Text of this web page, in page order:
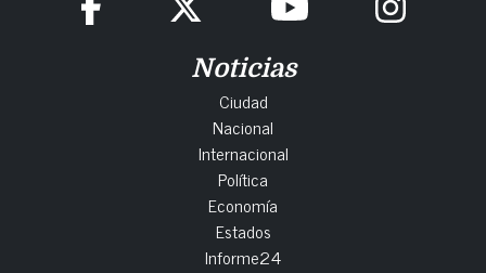
Noticias
Ciudad
Nacional
Internacional
Política
Economía
Estados
Informe24